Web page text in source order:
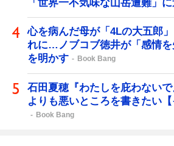
「世界一不気味な山岳遭難」
心を病んだ母が「4Lの大五郎
れに…ノブコブ徳井が「感情
を明かす
Book Bang
石田夏穂『わたしを庇わない
よりも悪いところを書きたい【
Book Bang